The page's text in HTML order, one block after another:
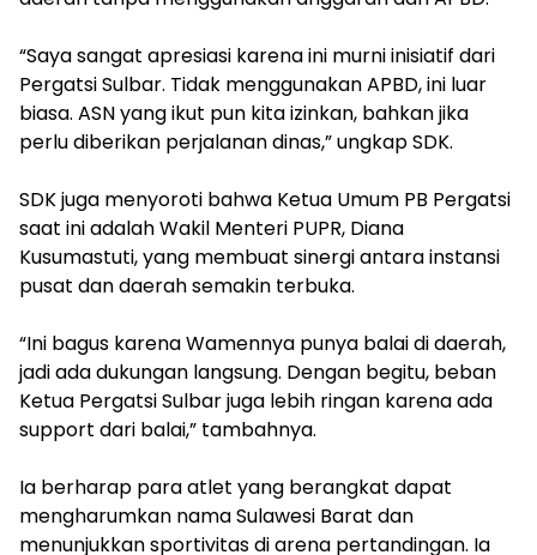
“Saya sangat apresiasi karena ini murni inisiatif dari
Pergatsi Sulbar. Tidak menggunakan APBD, ini luar
biasa. ASN yang ikut pun kita izinkan, bahkan jika
perlu diberikan perjalanan dinas,” ungkap SDK.
SDK juga menyoroti bahwa Ketua Umum PB Pergatsi
saat ini adalah Wakil Menteri PUPR, Diana
Kusumastuti, yang membuat sinergi antara instansi
pusat dan daerah semakin terbuka.
“Ini bagus karena Wamennya punya balai di daerah,
jadi ada dukungan langsung. Dengan begitu, beban
Ketua Pergatsi Sulbar juga lebih ringan karena ada
support dari balai,” tambahnya.
Ia berharap para atlet yang berangkat dapat
mengharumkan nama Sulawesi Barat dan
menunjukkan sportivitas di arena pertandingan. Ia